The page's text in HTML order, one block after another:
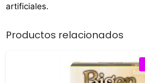
artificiales.
Productos relacionados